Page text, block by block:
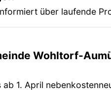
über laufende
Wohltorf-
1. April